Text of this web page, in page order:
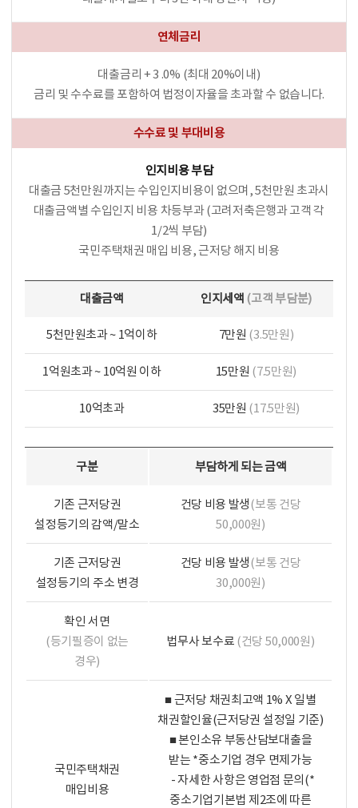
연체금리
대출금리 + 3 .0% (최대 20%이내)
금리 및 수수료를 포함하여 법정이자율을 초과할 수 없습니다.
수수료 및 부대비용
인지비용 부담
대출금 5천만원까지는 수입인지비용이 없으며, 5천만원 초과시
대출금액별 수입인지 비용 차등부과 (고려저축은행과 고객 각
1/2씩 부담)
국민주택채권 매입 비용, 근저당 해지 비용
대출금액 인지세액 (고객 부담분)
5천만원초과 ~ 1억이하 7만원 (3.5만원)
1억원초과 ~ 10억원 이하 15만원 (7.5만원)
10억초과 35만원 (17.5만원)
구분 부담하게 되는 금액
기존 근저당권
설정등기의 감액/말소
건당 비용 발생(보통 건당
50,000원)
기존 근저당권
설정등기의 주소 변경
건당 비용 발생(보통 건당
30,000원)
확인 서면
(등기필증이 없는
경우)
법무사 보수료 (건당 50,000원)
국민주택채권
매입비용
■ 근저당 채권최고액 1% X 일별
채권할인율(근저당권 설정일 기준)
■ 본인소유 부동산담보대출을
받는 *중소기업 경우 면제가능
- 자세한 사항은 영업점 문의(*
중소기업기본법 제2조에 따른